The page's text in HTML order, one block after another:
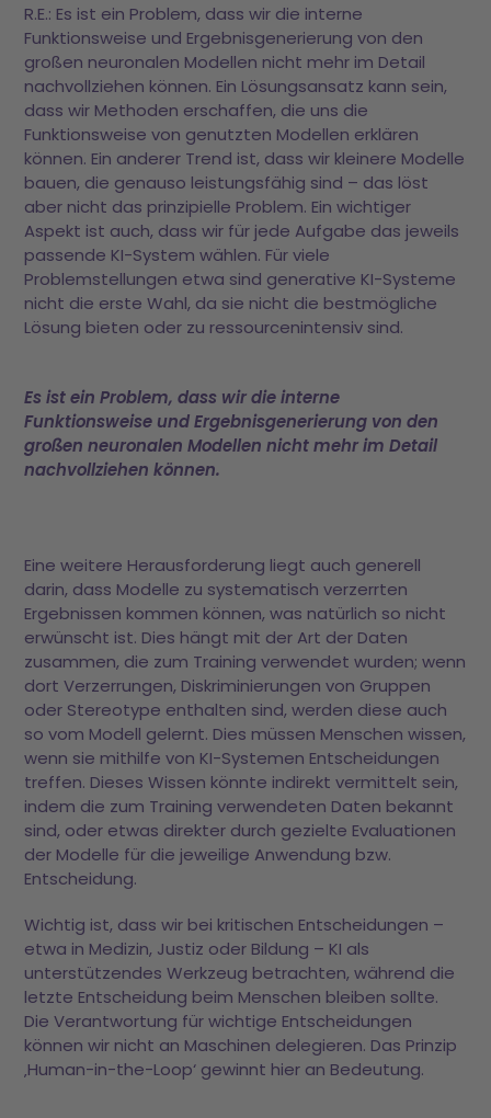
R.E.: Es ist ein Problem, dass wir die interne
Funktionsweise und Ergebnisgenerierung von den
großen neuronalen Modellen nicht mehr im Detail
nachvollziehen können. Ein Lösungsansatz kann sein,
dass wir Methoden erschaffen, die uns die
Funktionsweise von genutzten Modellen erklären
können. Ein anderer Trend ist, dass wir kleinere Modelle
bauen, die genauso leistungsfähig sind – das löst
aber nicht das prinzipielle Problem. Ein wichtiger
Aspekt ist auch, dass wir für jede Aufgabe das jeweils
passende KI-System wählen. Für viele
Problemstellungen etwa sind generative KI-Systeme
nicht die erste Wahl, da sie nicht die bestmögliche
Lösung bieten oder zu ressourcenintensiv sind.
Es ist ein Problem, dass wir die interne
Funktionsweise und Ergebnisgenerierung von den
großen neuronalen Modellen nicht mehr im Detail
nachvollziehen können.
Eine weitere Herausforderung liegt auch generell
darin, dass Modelle zu systematisch verzerrten
Ergebnissen kommen können, was natürlich so nicht
erwünscht ist. Dies hängt mit der Art der Daten
zusammen, die zum Training verwendet wurden; wenn
dort Verzerrungen, Diskriminierungen von Gruppen
oder Stereotype enthalten sind, werden diese auch
so vom Modell gelernt. Dies müssen Menschen wissen,
wenn sie mithilfe von KI-Systemen Entscheidungen
treffen. Dieses Wissen könnte indirekt vermittelt sein,
indem die zum Training verwendeten Daten bekannt
sind, oder etwas direkter durch gezielte Evaluationen
der Modelle für die jeweilige Anwendung bzw.
Entscheidung.
Wichtig ist, dass wir bei kritischen Entscheidungen –
etwa in Medizin, Justiz oder Bildung – KI als
unterstützendes Werkzeug betrachten, während die
letzte Entscheidung beim Menschen bleiben sollte.
Die Verantwortung für wichtige Entscheidungen
können wir nicht an Maschinen delegieren. Das Prinzip
‚Human-in-the-Loop‘ gewinnt hier an Bedeutung.